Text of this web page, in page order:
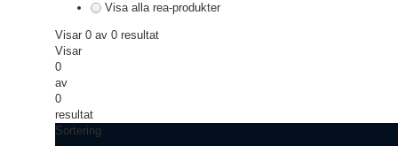
Visa alla rea-produkter
Visar 0 av 0 resultat
Visar
0
av
0
resultat
Sortering